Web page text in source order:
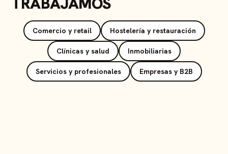
Comercio y retail Hostelería y restauración
Clínicas y salud Inmobiliarias
Servicios y profesionales Empresas y B2B